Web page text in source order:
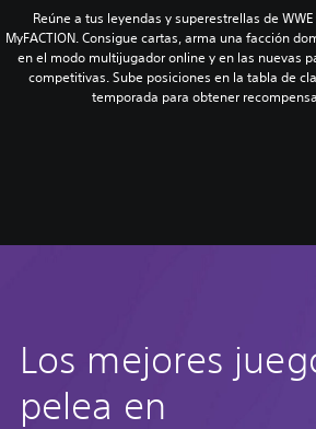
Reúne a tus leyendas y superestrellas de
MyFACTION. Consigue cartas, arma una facción
en el modo multijugador online y en las nuevas
competitivas. Sube posiciones en la tabla de
temporada para obtener
Los mejores
pelea en